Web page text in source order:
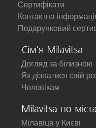
Сертифікати
Контактна
Подарунковий
Сім'я Milavitsa
Догляд за білизною
Як дізнатися свій
Чоловікам
Milavitsa по
Мілавіца у Києві